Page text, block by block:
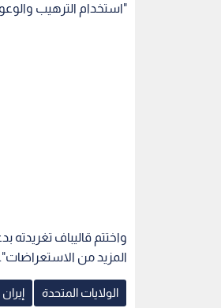
"استخدام الترهيب
واختتم قاليباف تغريدته
المزيد من الاستعراضات".
الولايات المتحدة إيران